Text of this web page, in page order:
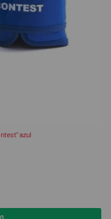
azul